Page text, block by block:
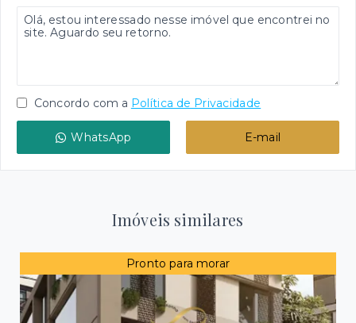
Concordo com a Política de Privacidade
WhatsApp E-mail
Imóveis similares
Pronto para morar